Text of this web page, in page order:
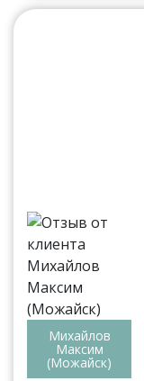
Михайлов
Максим
(Можайск)